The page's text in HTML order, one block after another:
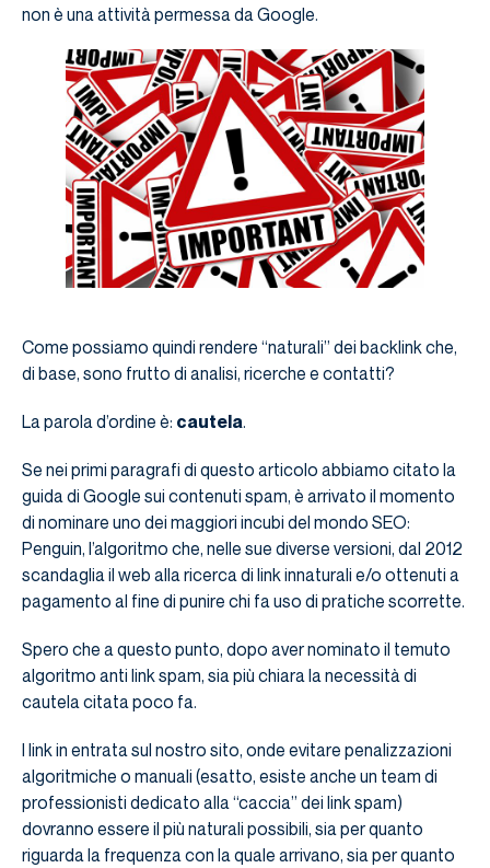
non è una attività permessa da Google.
Come possiamo quindi rendere “naturali” dei backlink che,
di base, sono frutto di analisi, ricerche e contatti?
La parola d’ordine è: cautela.
Se nei primi paragrafi di questo articolo abbiamo citato la
guida di Google sui contenuti spam, è arrivato il momento
di nominare uno dei maggiori incubi del mondo SEO:
Penguin, l’algoritmo che, nelle sue diverse versioni, dal 2012
scandaglia il web alla ricerca di link innaturali e/o ottenuti a
pagamento al fine di punire chi fa uso di pratiche scorrette.
Spero che a questo punto, dopo aver nominato il temuto
algoritmo anti link spam, sia più chiara la necessità di
cautela citata poco fa.
I link in entrata sul nostro sito, onde evitare penalizzazioni
algoritmiche o manuali (esatto, esiste anche un team di
professionisti dedicato alla “caccia” dei link spam)
dovranno essere il più naturali possibili, sia per quanto
riguarda la frequenza con la quale arrivano, sia per quanto